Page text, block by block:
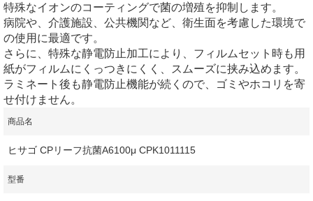
特殊なイオンのコーティングで菌の増殖を抑制します。
病院や、介護施設、公共機関など、衛生面を考慮した環境で
の使用に最適です。
さらに、特殊な静電防止加工により、フィルムセット時も用
紙がフィルムにくっつきにくく、スムーズに挟み込めます。
ラミネート後も静電防止機能が続くので、ゴミやホコリを寄
せ付けません。
商品名
ヒサゴ CPリーフ抗菌A6100μ CPK1011115
型番